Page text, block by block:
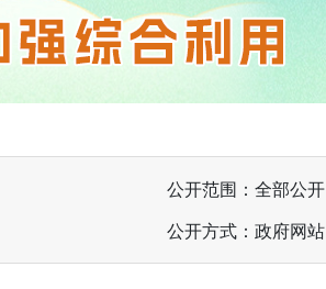
公开范围：全部公开
公开方式：政府网站